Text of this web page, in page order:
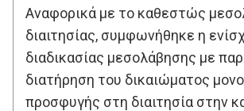
Αναφορικά με το καθεστώς
διαιτησίας, συμφωνήθηκε η
διαδικασίας μεσολάβησης με
διατήρηση του δικαιώματος
προσφυγής στη διαιτησία στην